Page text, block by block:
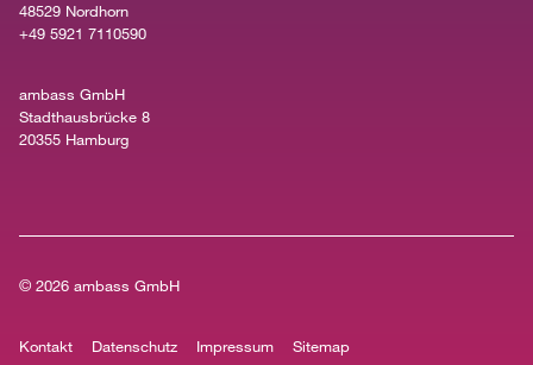
48529 Nordhorn
+49 5921 7110590
ambass GmbH
Stadthausbrücke 8
20355 Hamburg
© 2026 ambass GmbH
Kontakt Datenschutz Impressum Sitemap